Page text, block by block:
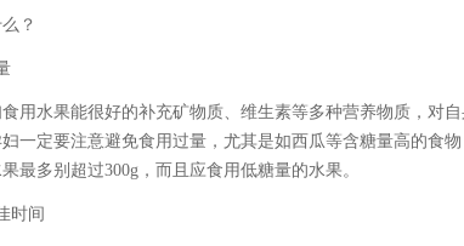
？
水果能很好的补充矿物质、维生素等多种营养物质，对自
一定要注意避免食用过量，尤其是如西瓜等含糖量高的食
最多别超过300g，而且应食用低糖量的水果。
时间